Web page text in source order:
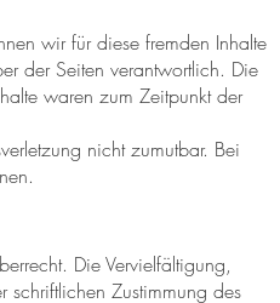
wir für diese fremden Inhalte
der Seiten verantwortlich. Die
waren zum Zeitpunkt der
nicht zumutbar. Bei
Die Vervielfältigung,
schriftlichen Zustimmung des